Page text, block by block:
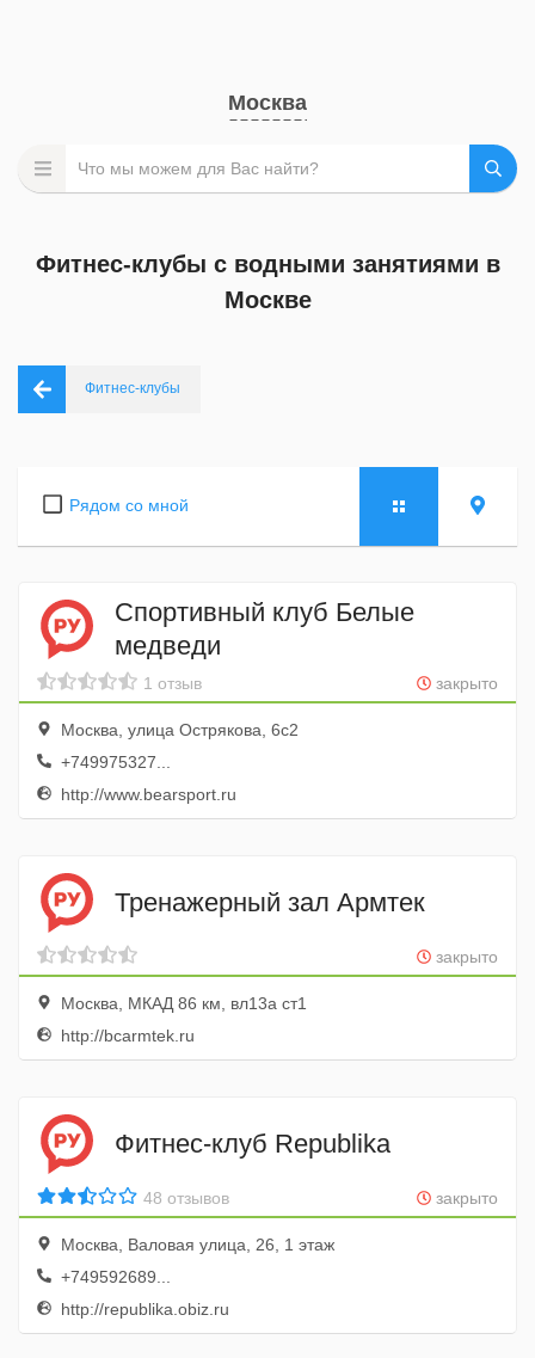
Москва
Фитнес-клубы с водными занятиями в
Москве
Фитнес-клубы
Рядом со мной
Спортивный клуб Белые
медведи
закрыто
1 отзыв
Москва, улица Острякова, 6с2
+749975327...
http://www.bearsport.ru
Тренажерный зал Армтек
закрыто
Москва, МКАД 86 км, вл13а ст1
http://bcarmtek.ru
Фитнес-клуб Republika
закрыто
48 отзывов
Москва, Валовая улица, 26, 1 этаж
+749592689...
http://republika.obiz.ru